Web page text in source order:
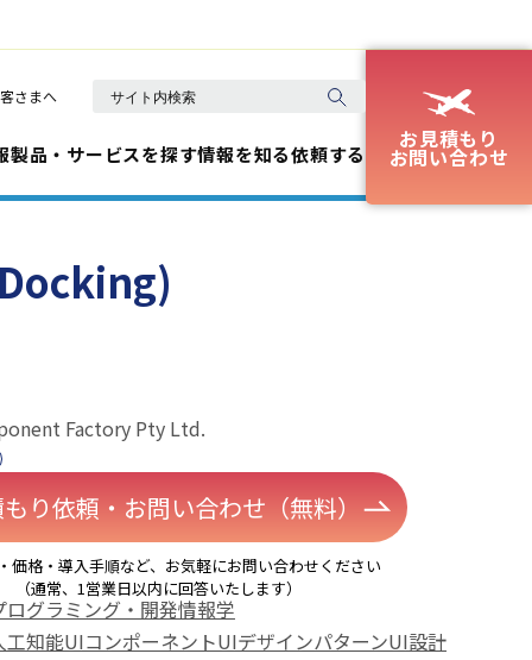
さまへ
製品・サービスを探す情報を知る依頼する
お見積もり
お問い合わせ
Factory Pty Ltd.
り依頼・お問い合わせ（無料）
価格・導入手順など、お気軽にお問い合わせください
（通常、1営業日以内に回答いたします）
ログラミング・開発情報学
工知能UIコンポーネントUIデザインパターンUI設計